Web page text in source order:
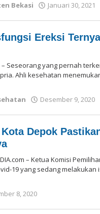
Bekasi Januari 30, 2021
Ereksi
– Seseorang yang pernah
Ahli kesehatan
Desember 9, 2020
Depok
– Ketua Komisi
19 yang sedang melakukan
8, 2020